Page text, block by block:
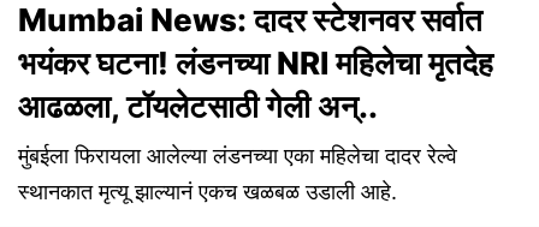
Mumbai News: दादर स्टेशनवर सर्वात
भयंकर घटना! लंडनच्या NRI महिलेचा मृतदेह
आढळला, टॉयलेटसाठी गेली अन्..
मुंबईला फिरायला आलेल्या लंडनच्या एका महिलेचा दादर रेल्वे
स्थानकात मृत्यू झाल्यानं एकच खळबळ उडाली आहे.